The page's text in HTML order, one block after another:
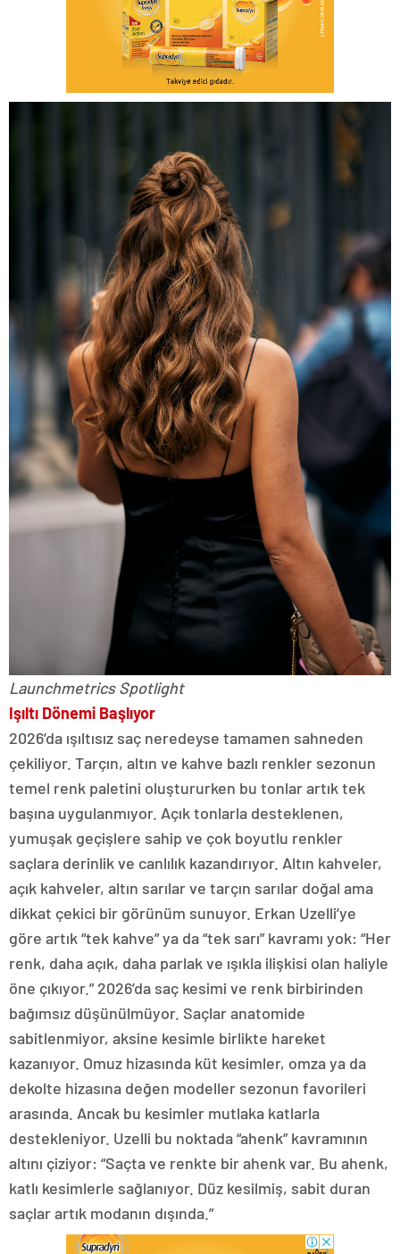
Launchmetrics Spotlight
Işıltı Dönemi Başlıyor
2026’da ışıltısız saç neredeyse tamamen sahneden
çekiliyor. Tarçın, altın ve kahve bazlı renkler sezonun
temel renk paletini oluştururken bu tonlar artık tek
başına uygulanmıyor. Açık tonlarla desteklenen,
yumuşak geçişlere sahip ve çok boyutlu renkler
saçlara derinlik ve canlılık kazandırıyor. Altın kahveler,
açık kahveler, altın sarılar ve tarçın sarılar doğal ama
dikkat çekici bir görünüm sunuyor. Erkan Uzelli’ye
göre artık “tek kahve” ya da “tek sarı” kavramı yok: “Her
renk, daha açık, daha parlak ve ışıkla ilişkisi olan haliyle
öne çıkıyor.” 2026’da saç kesimi ve renk birbirinden
bağımsız düşünülmüyor. Saçlar anatomide
sabitlenmiyor, aksine kesimle birlikte hareket
kazanıyor. Omuz hizasında küt kesimler, omza ya da
dekolte hizasına değen modeller sezonun favorileri
arasında. Ancak bu kesimler mutlaka katlarla
destekleniyor. Uzelli bu noktada “ahenk” kavramının
altını çiziyor: “Saçta ve renkte bir ahenk var. Bu ahenk,
katlı kesimlerle sağlanıyor. Düz kesilmiş, sabit duran
saçlar artık modanın dışında.”